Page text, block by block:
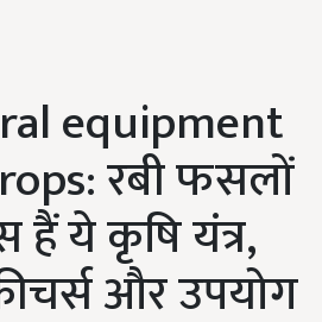
equipment
रबी फसलों
ये कृषि यंत्र,
और उपयोग